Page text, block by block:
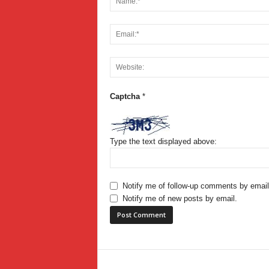
Captcha *
Type the text displayed above:
Notify me of follow-up comments by
Notify me of new posts by email.